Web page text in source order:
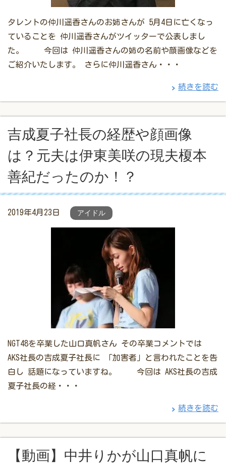
タレントの仲川遥香さんのお姉さんが 5月4日に亡くなっ
ていることを 仲川遥香さんがツイッターで公表しまし
た。 今回は 仲川遥香さんの姉の名前や顔画像などを
ご紹介いたします。 さらに仲川遥香さん・・・
続きを読む
吉成夏子社長の経歴や顔画像
は？元夫は伊東美咲の現夫榎本
善紀だったのか！？
2019年4月23日 アイドル
NGT48を卒業した山口真帆さん その卒業コメントでは
AKS社長の吉成夏子社長に 「加害者」と言われたことを告
白し 話題になっていますね。 今回は AKS社長の吉成
夏子社長の経・・・
続きを読む
【動画】中井りかが山口真帆に